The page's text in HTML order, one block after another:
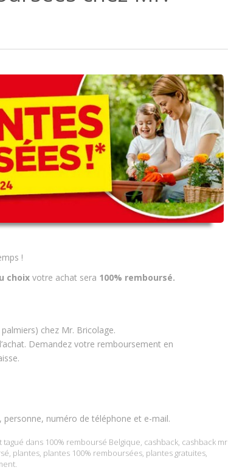
!
choix votre achat sera 100% remboursé.
chez Mr. Bricolage.
Demandez votre remboursement en
numéro de téléphone et e-mail.
tagué dans 100% remboursé Belgique, cashback, cashback mr
, plantes, plantes 100% remboursées, plantes gratuites,
.